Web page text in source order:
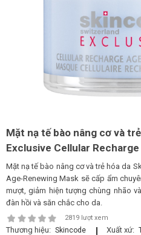
Mặt nạ tế bào nâng cơ và
Exclusive Cellular
Mặt nạ tế bào nâng cơ và trẻ hóa da
Age-Renewing Mask sẽ cấp ẩm
mượt, giảm hiện tượng chùng nhão
đàn hồi và săn chắc cho da.
2819 lượt xem
Thương hiệu: Skincode Xuất xứ: